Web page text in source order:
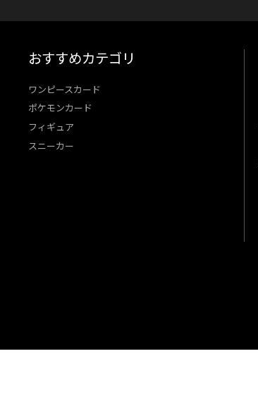
おすすめカテゴリ
ワンピースカード
ポケモンカード
フィギュア
スニーカー